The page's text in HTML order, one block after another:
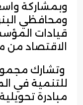
وبمشاركة
ومحافظي
قيادات
الاقتصاد من
وتشارك
للتنمية في
مبادرة